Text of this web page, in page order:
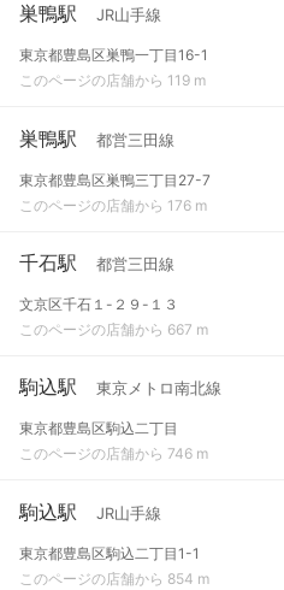
巣鴨駅 JR山手線
東京都豊島区巣鴨一丁目16-1
このページの店舗から 119 m
巣鴨駅 都営三田線
東京都豊島区巣鴨三丁目27-7
このページの店舗から 176 m
千石駅 都営三田線
文京区千石１-２９-１３
このページの店舗から 667 m
駒込駅 東京メトロ南北線
東京都豊島区駒込二丁目
このページの店舗から 746 m
駒込駅 JR山手線
東京都豊島区駒込二丁目1-1
このページの店舗から 854 m